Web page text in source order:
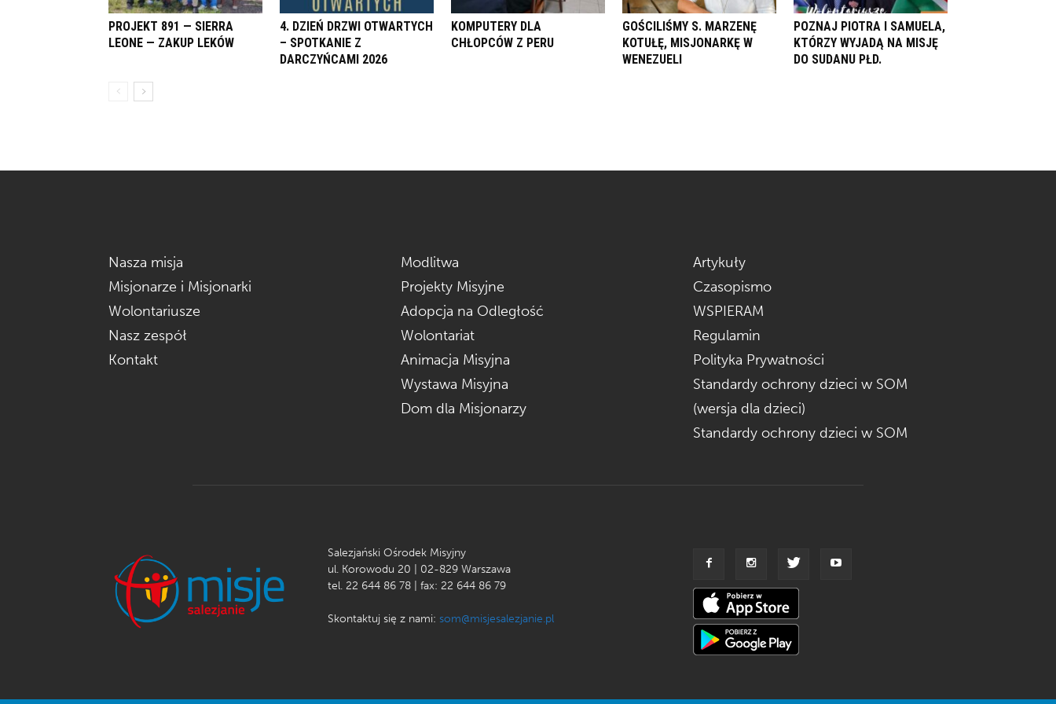
PROJEKT 891 — SIERRA
LEONE — ZAKUP LEKÓW
4. DZIEŃ DRZWI OTWARTYCH
– SPOTKANIE Z
DARCZYŃCAMI 2026
KOMPUTERY DLA
CHŁOPCÓW Z PERU
GOŚCILIŚMY S. MARZENĘ
KOTUŁĘ, MISJONARKĘ W
WENEZUELI
POZNAJ PIOTRA I SAMUELA,
KTÓRZY WYJADĄ NA MISJĘ
DO SUDANU PŁD.
Nasza misja
Misjonarze i Misjonarki
Wolontariusze
Nasz zespół
Kontakt
Modlitwa
Projekty Misyjne
Adopcja na Odległość
Wolontariat
Animacja Misyjna
Wystawa Misyjna
Dom dla Misjonarzy
Artykuły
Czasopismo
WSPIERAM
Regulamin
Polityka Prywatności
Standardy ochrony dzieci w SOM
(wersja dla dzieci)
Standardy ochrony dzieci w SOM
Salezjański Ośrodek Misyjny
ul. Korowodu 20 | 02-829 Warszawa
tel. 22 644 86 78 | fax: 22 644 86 79
Skontaktuj się z nami: som@misjesalezjanie.pl